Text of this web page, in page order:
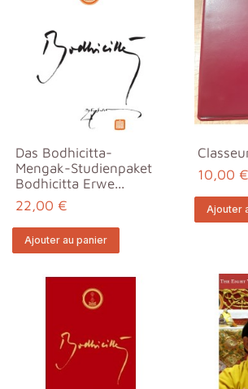
Das Bodhicitta-
Mengak-Studienpaket
Bodhicitta Erwe...
22,00 €
Ajouter au panier
10,00 €
Ajouter